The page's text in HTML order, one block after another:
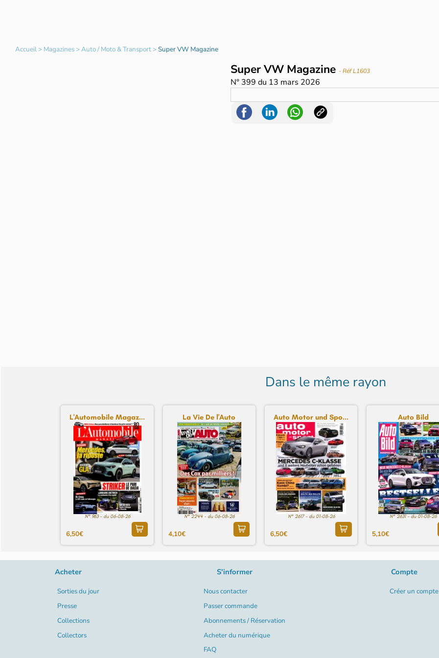
Accueil> Magazines>Auto / Moto & Transport>Super VW Magazine
Super VW Magazine - Réf L1603
N° 399 du 13 mars 2026
Dans le même rayon
L'Automobile Magaz...
N° 963 - du 06-08-26
6,50€
La Vie De l'Auto
N° 2244 - du 06-08-26
4,10€
Auto Motor und Spo...
N° 2617 - du 01-08-26
6,50€
Auto Bild
N° 2631 - du 01-08-26
5,10€
Acheter
Sorties du jour
Presse
Collections
Collectors
S'informer
Nous contacter
Passer commande
Abonnements / Réservation
Acheter du numérique
FAQ
Compte
Créer un compte